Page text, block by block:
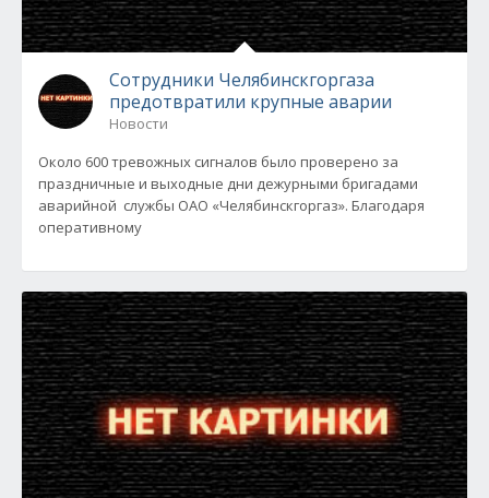
Сотрудники Челябинскгоргаза
предотвратили крупные аварии
Новости
Около 600 тревожных сигналов было проверено за
праздничные и выходные дни дежурными бригадами
аварийной службы ОАО «Челябинскгоргаз». Благодаря
оперативному